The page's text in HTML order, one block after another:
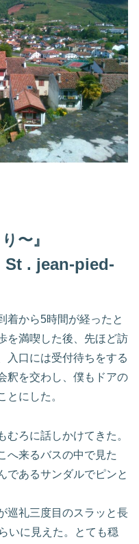
〜』
. jean-pied-
から5時間が経ったと
を満喫した後、先ほど訪
入口には受付待ちをする
釈を交わし、僕もドアの
とにした。
ろに話しかけてきた。
へ来るバスの中で見た
であるサンダルでピンと
巡礼三度目のスラッと長
いに見えた。とても穏